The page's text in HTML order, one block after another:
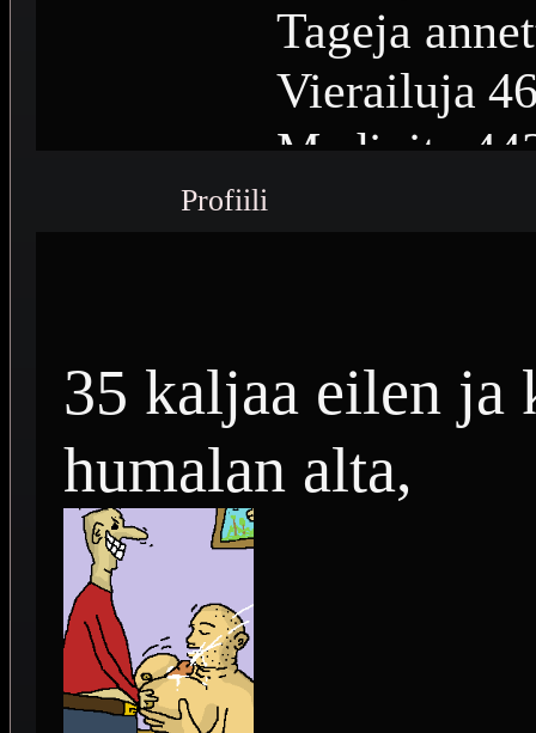
Tageja
Vierailuja
Medioita
Profiili
35 kaljaa eilen ja
humalan alta,